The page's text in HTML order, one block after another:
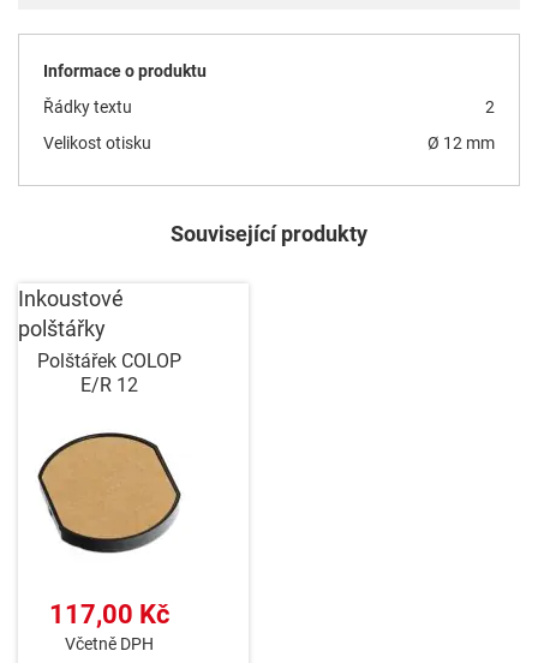
Informace o produktu
Řádky textu
2
Velikost otisku
Ø 12 mm
Související produkty
Inkoustové
polštářky
Polštářek COLOP
E/R 12
117,00 Kč
Včetně DPH